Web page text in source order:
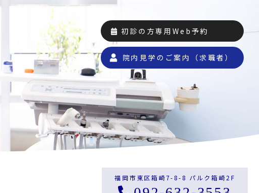
初診の方専用Web予約
院内見学のご案内（求職者）
福岡市東区箱崎7-8-8 パルク箱崎2F